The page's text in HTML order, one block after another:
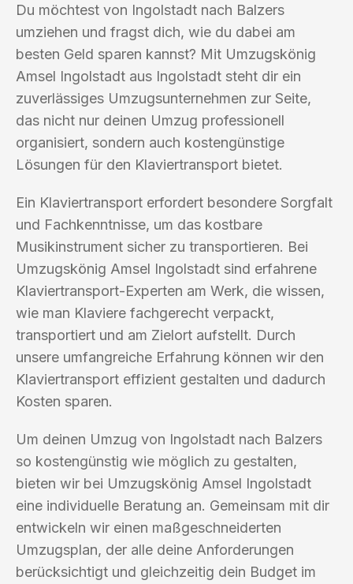
Du möchtest von Ingolstadt nach Balzers
umziehen und fragst dich, wie du dabei am
besten Geld sparen kannst? Mit Umzugskönig
Amsel Ingolstadt aus Ingolstadt steht dir ein
zuverlässiges Umzugsunternehmen zur Seite,
das nicht nur deinen Umzug professionell
organisiert, sondern auch kostengünstige
Lösungen für den Klaviertransport bietet.
Ein Klaviertransport erfordert besondere Sorgfalt
und Fachkenntnisse, um das kostbare
Musikinstrument sicher zu transportieren. Bei
Umzugskönig Amsel Ingolstadt sind erfahrene
Klaviertransport-Experten am Werk, die wissen,
wie man Klaviere fachgerecht verpackt,
transportiert und am Zielort aufstellt. Durch
unsere umfangreiche Erfahrung können wir den
Klaviertransport effizient gestalten und dadurch
Kosten sparen.
Um deinen Umzug von Ingolstadt nach Balzers
so kostengünstig wie möglich zu gestalten,
bieten wir bei Umzugskönig Amsel Ingolstadt
eine individuelle Beratung an. Gemeinsam mit dir
entwickeln wir einen maßgeschneiderten
Umzugsplan, der alle deine Anforderungen
berücksichtigt und gleichzeitig dein Budget im